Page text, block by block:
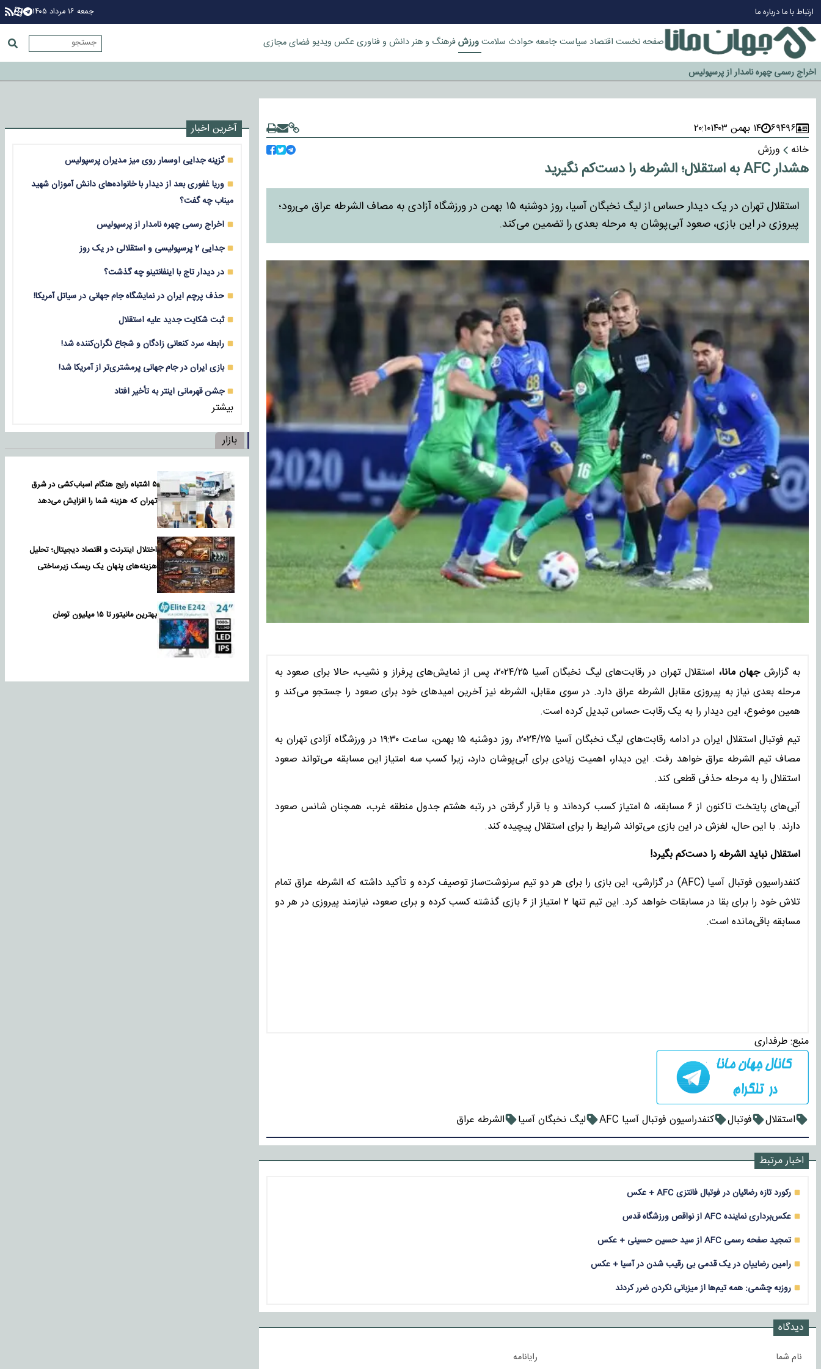
ارتباط با مادرباره ما جمعه ۱۶ مرداد ۱۴۰۵
صفحه نخست اقتصاد سیاستجامعهحوادث سلامتورزشفرهنگ و هنردانش و فناوری عکس ویدیوفضای مجازی
چرا طلا دوباره افزایشی شد؟
گزینه جدایی اوسمار روی میز مدیران پرسپولیس
آیا رئیس جمهور آمریکا قانون را دور می‌زند؟
اخراج رسمی چهره نامدار از پرسپولیس
سازمان اطلاعات سپاه: پروژه دولت ترامپ برای مهار چین، روسیه و اروپا شکست خورد
۶۹۴۹۶ ۱۴ بهمن ۱۴۰۳
۲۰:۱۰
خانه
ورزش
هشدار AFC به استقلال؛ الشرطه را دست‌کم نگیرید
استقلال تهران در یک دیدار حساس از لیگ نخبگان آسیا، روز دوشنبه ۱۵ بهمن در ورزشگاه آزادی به مصاف الشرطه عراق می‌رود؛
پیروزی در این بازی، صعود آبی‌پوشان به مرحله بعدی را تضمین می‌کند.
به گزارش جهان مانا،
استقلال تهران در رقابت‌های لیگ نخبگان آسیا ۲۰۲۴/۲۵، پس از نمایش‌های پرفراز و نشیب، حالا برای صعود به
مرحله بعدی نیاز به پیروزی مقابل الشرطه عراق دارد. در سوی مقابل، الشرطه نیز آخرین امیدهای خود برای صعود را جستجو می‌کند و
همین موضوع، این دیدار را به یک رقابت حساس تبدیل کرده است.
تیم فوتبال استقلال ایران در ادامه رقابت‌های لیگ نخبگان آسیا ۲۰۲۴/۲۵، روز دوشنبه ۱۵ بهمن، ساعت ۱۹:۳۰ در ورزشگاه آزادی تهران به
مصاف تیم الشرطه عراق خواهد رفت. این دیدار، اهمیت زیادی برای آبی‌پوشان دارد، زیرا کسب سه امتیاز این مسابقه می‌تواند صعود
استقلال را به مرحله حذفی قطعی کند.
آبی‌های پایتخت تاکنون از ۶ مسابقه، ۵ امتیاز کسب کرده‌اند و با قرار گرفتن در رتبه هشتم جدول منطقه غرب، همچنان شانس صعود
دارند. با این حال، لغزش در این بازی می‌تواند شرایط را برای استقلال پیچیده کند.
استقلال نباید الشرطه را دست‌کم بگیرد!
کنفدراسیون فوتبال آسیا (AFC) در گزارشی، این بازی را برای هر دو تیم سرنوشت‌ساز توصیف کرده و تأکید داشته که الشرطه عراق تمام
تلاش خود را برای بقا در مسابقات خواهد کرد. این تیم تنها ۲ امتیاز از ۶ بازی گذشته کسب کرده و برای صعود، نیازمند پیروزی در هر دو
مسابقه باقی‌مانده است.
منبع:طرفداری
استقلال فوتبال کنفدراسیون فوتبال آسیا AFC لیگ نخبگان آسیا الشرطه عراق
اخبار مرتبط
رکورد تازه رضائیان در فوتبال فانتزی AFC + عکس
عکس‌برداری نماینده AFC از نواقص ورزشگاه قدس
تمجید صفحه رسمی AFC از سید حسین حسینی + عکس
رامین رضاییان در یک قدمی بی رقیب شدن در آسیا + عکس
روزبه چشمی: همه تیم‌ها از میزبانی نکردن ضرر کردند
دیدگاه
نام شما رایانامه
آخرین اخبار
گزینه جدایی اوسمار روی میز مدیران پرسپولیس
وریا غفوری بعد از دیدار با خانواده‌های دانش آموزان شهید
میناب چه گفت؟
اخراج رسمی چهره نامدار از پرسپولیس
جدایی ۲ پرسپولیسی و استقلالی در یک روز
در دیدار تاج با اینفانتینو چه گذشت؟
حذف پرچم ایران در نمایشگاه جام جهانی در سیاتل آمریکا!
ثبت شکایت جدید علیه استقلال
رابطه سرد کنعانی زادگان و شجاع نگران‌کننده شد!
بازی‌ ایران در جام جهانی پرمشتری‌تر از آمریکا شد!
جشن قهرمانی اینتر به تأخیر افتاد
بیشتر
بازار
۵ اشتباه رایج هنگام اسباب‌کشی در شرق
تهران که هزینه شما را افزایش می‌دهد
اختلال اینترنت و اقتصاد دیجیتال؛ تحلیل
هزینه‌های پنهان یک ریسک زیرساختی
بهترین مانیتور تا ۱۵ میلیون تومان